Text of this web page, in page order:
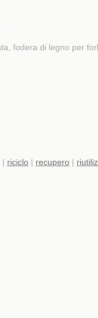
fodera di legno per
| riciclo | recupero |